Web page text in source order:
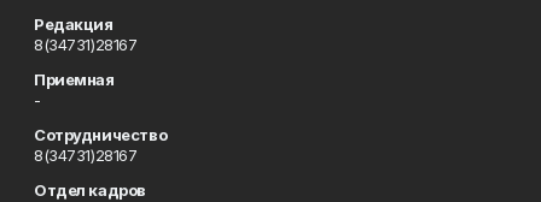
Редакция
8(34731)28167
Приемная
-
Сотрудничество
8(34731)28167
Отдел кадров